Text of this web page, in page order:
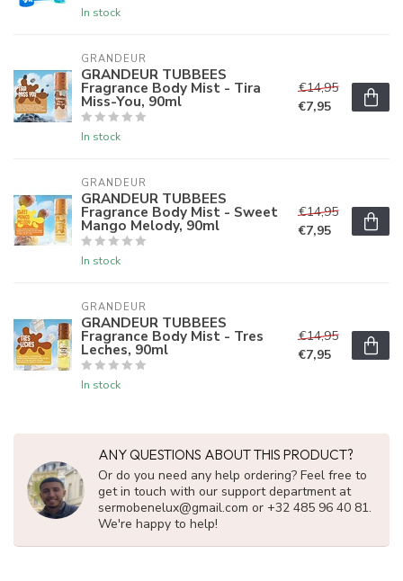
In stock
GRANDEUR
GRANDEUR TUBBEES
Fragrance Body Mist - Tira
Miss-You, 90ml
In stock
€14,95
€7,95
GRANDEUR
GRANDEUR TUBBEES
Fragrance Body Mist - Sweet
Mango Melody, 90ml
In stock
€14,95
€7,95
GRANDEUR
GRANDEUR TUBBEES
Fragrance Body Mist - Tres
Leches, 90ml
In stock
€14,95
€7,95
ANY QUESTIONS ABOUT THIS PRODUCT?
Or do you need any help ordering? Feel free to
get in touch with our support department at
sermobenelux@gmail.com or +32 485 96 40 81.
We're happy to help!